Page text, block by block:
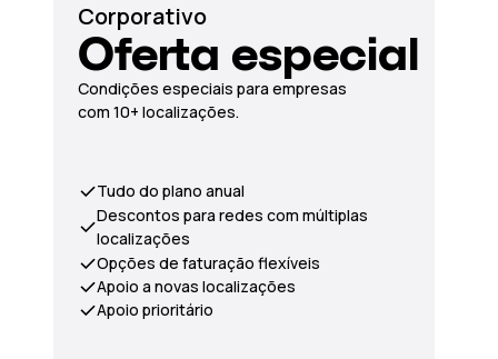
Corporativo
Oferta especial
Condições especiais para empresas
com 10+ localizações.
Tudo do plano anual
Descontos para redes com múltiplas
localizações
Opções de faturação flexíveis
Apoio a novas localizações
Apoio prioritário